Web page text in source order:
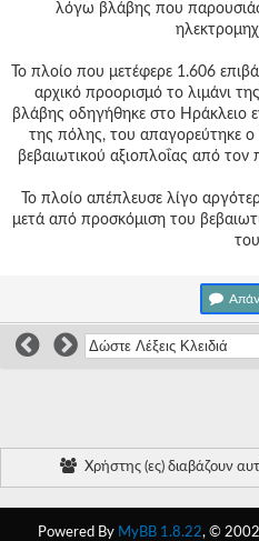
σου,
Επισκέπτη!
Σύνδεση
Εγγραφή
λόγω βλάβης που
Το πλοίο που μετέφερε 1.606
αρχικό προορισμό το λιμάνι
βλάβης οδηγήθηκε στο Ηράκλειο
της πόλης, του απαγορεύτηκε
βεβαιωτικού αξιοπλοΐας από
Το πλοίο απέπλευσε λίγο
μετά από προσκόμιση του
Χρήστης (ες) διαβάζουν
Powered By MyBB 1.8.22, ©